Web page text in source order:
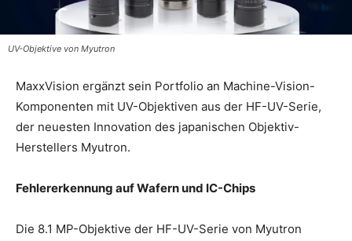
UV-Objektive von Myutron
MaxxVision ergänzt sein Portfolio an Machine-Vision-
Komponenten mit UV-Objektiven aus der HF-UV-Serie,
der neuesten Innovation des japanischen Objektiv-
Herstellers Myutron.
Fehlererkennung auf Wafern und IC-Chips
Die 8.1 MP-Objektive der HF-UV-Serie von Myutron